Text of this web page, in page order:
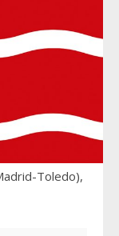
Toledo),